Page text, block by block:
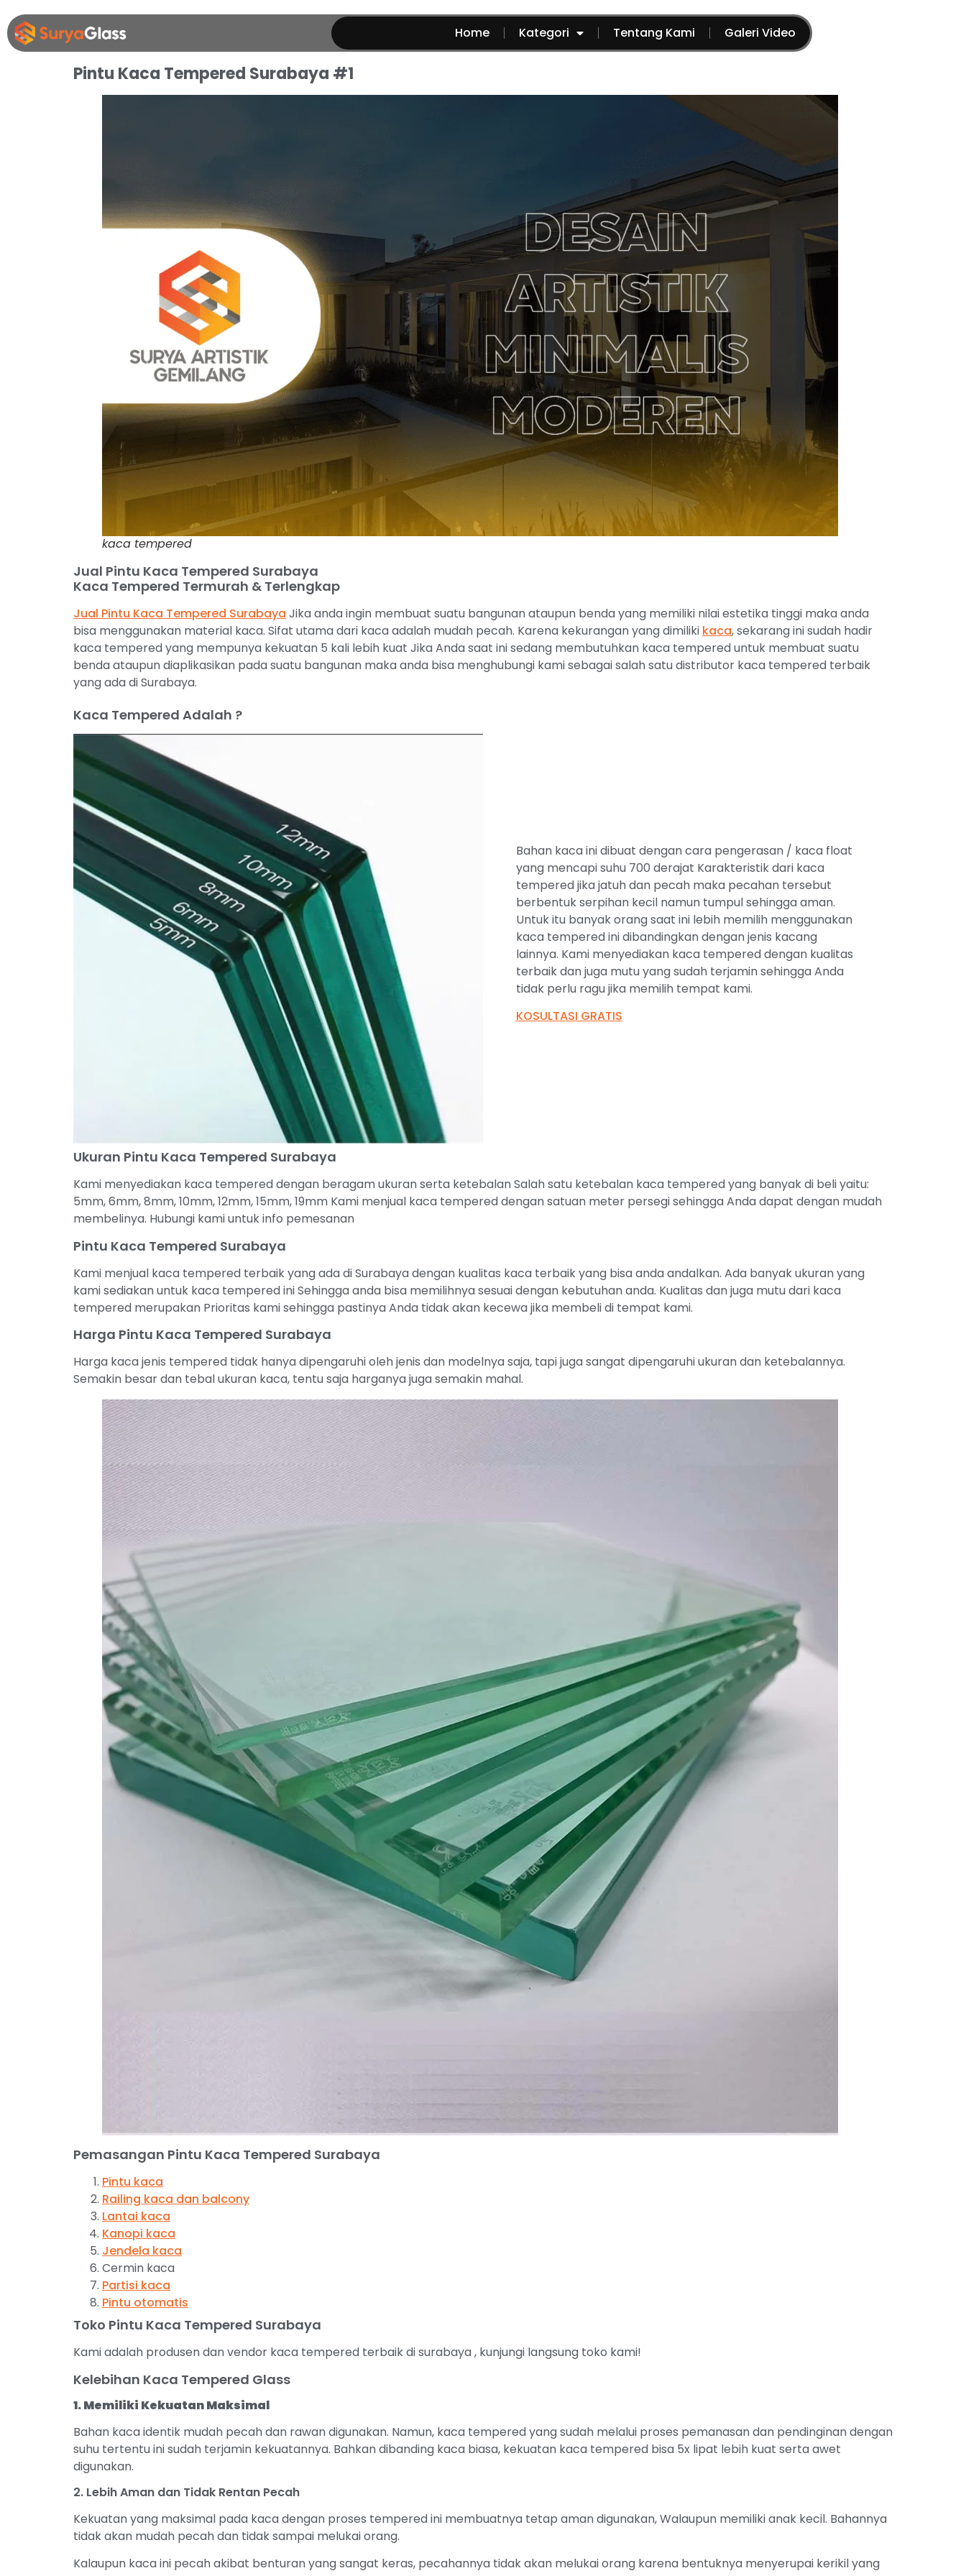
Home Kategori Tentang Kami Galeri Video
Pintu Kaca Tempered Surabaya #1
kaca tempered
Jual Pintu Kaca Tempered Surabaya
Kaca Tempered Termurah & Terlengkap
Jual Pintu Kaca Tempered Surabaya Jika anda ingin membuat suatu bangunan ataupun benda yang memiliki nilai estetika tinggi maka anda
bisa menggunakan material kaca. Sifat utama dari kaca adalah mudah pecah. Karena kekurangan yang dimiliki kaca, sekarang ini sudah hadir
kaca tempered yang mempunya kekuatan 5 kali lebih kuat Jika Anda saat ini sedang membutuhkan kaca tempered untuk membuat suatu
benda ataupun diaplikasikan pada suatu bangunan maka anda bisa menghubungi kami sebagai salah satu distributor kaca tempered terbaik
yang ada di Surabaya.
Kaca Tempered Adalah ?
Bahan kaca ini dibuat dengan cara pengerasan / kaca float
yang mencapi suhu 700 derajat Karakteristik dari kaca
tempered jika jatuh dan pecah maka pecahan tersebut
berbentuk serpihan kecil namun tumpul sehingga aman.
Untuk itu banyak orang saat ini lebih memilih menggunakan
kaca tempered ini dibandingkan dengan jenis kacang
lainnya. Kami menyediakan kaca tempered dengan kualitas
terbaik dan juga mutu yang sudah terjamin sehingga Anda
tidak perlu ragu jika memilih tempat kami.
KOSULTASI GRATIS
Ukuran Pintu Kaca Tempered Surabaya
Kami menyediakan kaca tempered dengan beragam ukuran serta ketebalan Salah satu ketebalan kaca tempered yang banyak di beli yaitu:
5mm, 6mm, 8mm, 10mm, 12mm, 15mm, 19mm Kami menjual kaca tempered dengan satuan meter persegi sehingga Anda dapat dengan mudah
membelinya. Hubungi kami untuk info pemesanan
Pintu Kaca Tempered Surabaya
Kami menjual kaca tempered terbaik yang ada di Surabaya dengan kualitas kaca terbaik yang bisa anda andalkan. Ada banyak ukuran yang
kami sediakan untuk kaca tempered ini Sehingga anda bisa memilihnya sesuai dengan kebutuhan anda. Kualitas dan juga mutu dari kaca
tempered merupakan Prioritas kami sehingga pastinya Anda tidak akan kecewa jika membeli di tempat kami.
Harga Pintu Kaca Tempered Surabaya
Harga kaca jenis tempered tidak hanya dipengaruhi oleh jenis dan modelnya saja, tapi juga sangat dipengaruhi ukuran dan ketebalannya.
Semakin besar dan tebal ukuran kaca, tentu saja harganya juga semakin mahal.
Pemasangan Pintu Kaca Tempered Surabaya
Pintu kaca
Railing kaca dan balcony
Lantai kaca
Kanopi kaca
Jendela kaca
Cermin kaca
Partisi kaca
Pintu otomatis
Toko Pintu Kaca Tempered Surabaya
Kami adalah produsen dan vendor kaca tempered terbaik di surabaya , kunjungi langsung toko kami!
Kelebihan Kaca Tempered Glass
1. Memiliki Kekuatan Maksimal
Bahan kaca identik mudah pecah dan rawan digunakan. Namun, kaca tempered yang sudah melalui proses pemanasan dan pendinginan dengan
suhu tertentu ini sudah terjamin kekuatannya. Bahkan dibanding kaca biasa, kekuatan kaca tempered bisa 5x lipat lebih kuat serta awet
digunakan.
2. Lebih Aman dan Tidak Rentan Pecah
Kekuatan yang maksimal pada kaca dengan proses tempered ini membuatnya tetap aman digunakan, Walaupun memiliki anak kecil. Bahannya
tidak akan mudah pecah dan tidak sampai melukai orang.
Kalaupun kaca ini pecah akibat benturan yang sangat keras, pecahannya tidak akan melukai orang karena bentuknya menyerupai kerikil yang